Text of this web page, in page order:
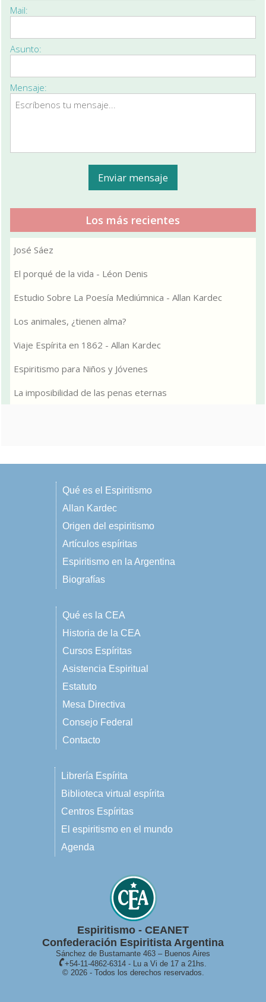
Mail:
Asunto:
Mensaje:
Los más recientes
José Sáez
El porqué de la vida - Léon Denis
Estudio Sobre La Poesía Mediúmnica - Allan Kardec
Los animales, ¿tienen alma?
Viaje Espírita en 1862 - Allan Kardec
Espiritismo para Niños y Jóvenes
La imposibilidad de las penas eternas
Qué es el Espiritismo
Allan Kardec
Origen del espiritismo
Artículos espíritas
Espiritismo en la Argentina
Biografías
Qué es la CEA
Historia de la CEA
Cursos Espíritas
Asistencia Espiritual
Estatuto
Mesa Directiva
Consejo Federal
Contacto
Librería Espírita
Biblioteca virtual espírita
Centros Espíritas
El espiritismo en el mundo
Agenda
Espiritismo - CEANET
Confederación Espiritista Argentina
Sánchez de Bustamante 463 – Buenos Aires
+54-11-4862-6314 - Lu a Vi de 17 a 21hs.
© 2026 - Todos los derechos reservados.